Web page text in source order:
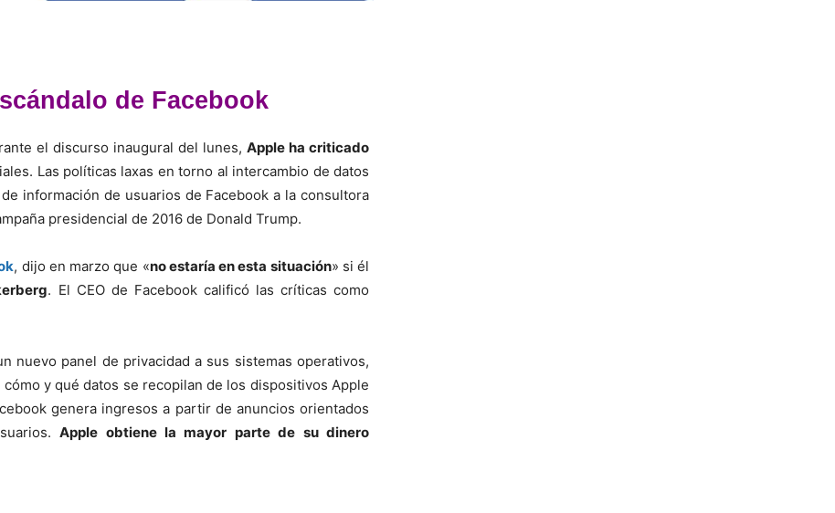
de Facebook
el discurso inaugural del lunes, Apple ha criticado
Las políticas laxas en torno al intercambio de datos
información de usuarios de Facebook a la consultora
presidencial de 2016 de Donald Trump.
, dijo en marzo que «no estaría en esta situación» si él
. El CEO de Facebook calificó las críticas como
nuevo panel de privacidad a sus sistemas operativos,
y qué datos se recopilan de los dispositivos Apple
genera ingresos a partir de anuncios orientados
Apple obtiene la mayor parte de su dinero